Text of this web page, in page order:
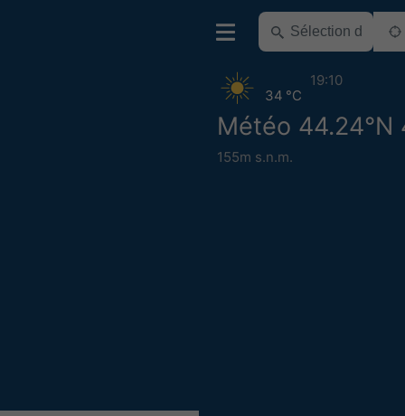
Météo 44.24°N
155m s.n.m.
34 °C
19:10